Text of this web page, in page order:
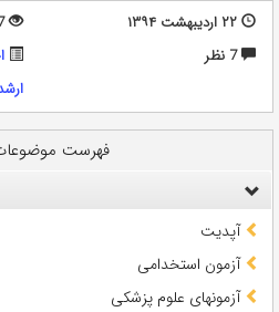
۲۲ اردیبهشت ۱۳۹۴
7 نظر
فهرست
آپدیت
آزمون استخدامی
آزمونهای علوم پزشکی